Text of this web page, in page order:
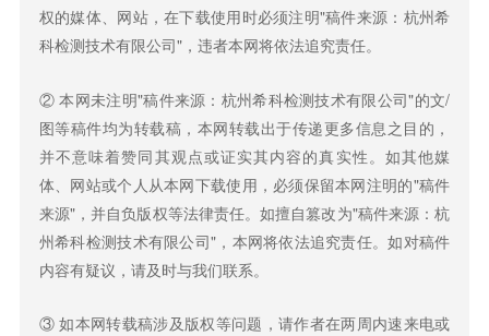
权的媒体、网站，在下载使用时必须注明"稿件来源：杭州希
科检测技术有限公司"，违者本网将依法追究责任。
② 本网未注明"稿件来源：杭州希科检测技术有限公司"的文/
图等稿件均为转载稿，本网转载出于传递更多信息之目的，
并不意味着赞同其观点或证实其内容的真实性。如其他媒
体、网站或个人从本网下载使用，必须保留本网注明的"稿件
来源"，并自负版权等法律责任。如擅自篡改为"稿件来源：杭
州希科检测技术有限公司"，本网将依法追究责任。如对稿件
内容有疑议，请及时与我们联系。
③ 如本网转载稿涉及版权等问题，请作者在两周内速来电或